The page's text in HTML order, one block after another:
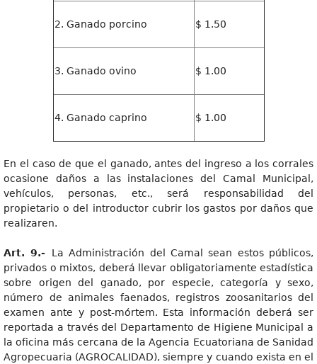
2. Ganado porcino $ 1.50
3. Ganado ovino $ 1.00
4. Ganado caprino $ 1.00
En el caso de que el ganado, antes del ingreso a los corrales
ocasione daños a las instalaciones del Camal Municipal,
vehículos, personas, etc., será responsabilidad del
propietario o del introductor cubrir los gastos por daños que
realizaren.
Art. 9.- La Administración del Camal sean estos públicos,
privados o mixtos, deberá llevar obligatoriamente estadística
sobre origen del ganado, por especie, categoría y sexo,
número de animales faenados, registros zoosanitarios del
examen ante y post-mórtem. Esta información deberá ser
reportada a través del Departamento de Higiene Municipal a
la oficina más cercana de la Agencia Ecuatoriana de Sanidad
Agropecuaria (AGROCALIDAD), siempre y cuando exista en el